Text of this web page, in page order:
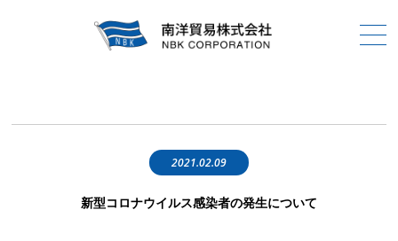
2021.02.09
新型コロナウイルス感染者の発生について